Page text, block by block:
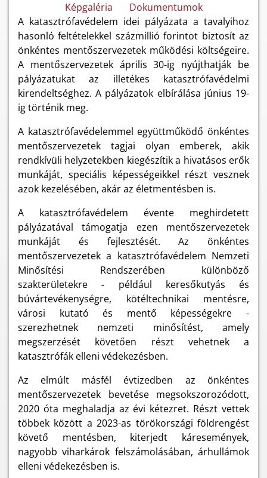
Képgaléria
Dokumentumok
A katasztrófavédelem idei pályázata a tavalyihoz
hasonló feltételekkel százmillió forintot biztosít az
önkéntes mentőszervezetek működési költségeire.
A mentőszervezetek április 30-ig nyújthatják be
pályázatukat az illetékes katasztrófavédelmi
kirendeltséghez. A pályázatok elbírálása június 19-
ig történik meg.
A katasztrófavédelemmel együttműködő önkéntes
mentőszervezetek tagjai olyan emberek, akik
rendkívüli helyzetekben kiegészítik a hivatásos erők
munkáját, speciális képességeikkel részt vesznek
azok kezelésében, akár az életmentésben is.
A katasztrófavédelem évente meghirdetett
pályázatával támogatja ezen mentőszervezetek
munkáját és fejlesztését. Az önkéntes
mentőszervezetek a katasztrófavédelem Nemzeti
Minősítési Rendszerében különböző
szakterületekre - például keresőkutyás és
búvártevékenységre, kötéltechnikai mentésre,
városi kutató és mentő képességekre -
szerezhetnek nemzeti minősítést, amely
megszerzését követően részt vehetnek a
katasztrófák elleni védekezésben.
Az elmúlt másfél évtizedben az önkéntes
mentőszervezetek bevetése megsokszorozódott,
2020 óta meghaladja az évi kétezret. Részt vettek
többek között a 2023-as törökországi földrengést
követő mentésben, kiterjedt káresemények,
nagyobb viharkárok felszámolásában, árhullámok
elleni védekezésben is.